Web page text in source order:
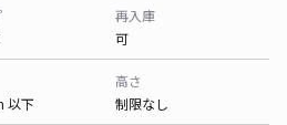
再入庫
可
以下
高さ
制限なし